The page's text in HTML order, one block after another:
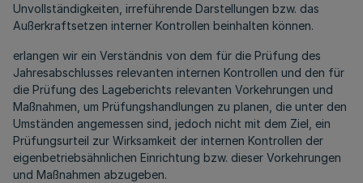
Unvollständigkeiten, irreführende Darstellungen bzw. das
Außerkraftsetzen interner Kontrollen beinhalten können.
erlangen wir ein Verständnis von dem für die Prüfung des
Jahresabschlusses relevanten internen Kontrollen und den für
die Prüfung des Lageberichts relevanten Vorkehrungen und
Maßnahmen, um Prüfungshandlungen zu planen, die unter den
Umständen angemessen sind, jedoch nicht mit dem Ziel, ein
Prüfungsurteil zur Wirksamkeit der internen Kontrollen der
eigenbetriebsähnlichen Einrichtung bzw. dieser Vorkehrungen
und Maßnahmen abzugeben.